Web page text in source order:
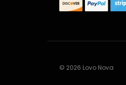
© 2026 Lovo Nova